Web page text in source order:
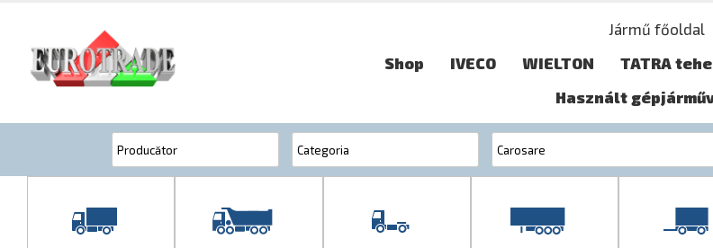
Jármű főoldal
Shop
IVECO WIELTON TATRA
Használt